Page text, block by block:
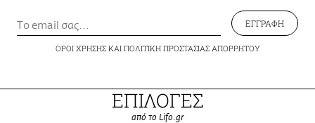
ΕΓΓΡΑΦΗ
ΟΡΟΙ ΧΡΗΣΗΣΚΑΙ ΠΟΛΙΤΙΚΗ ΠΡΟΣΤΑΣΙΑΣ ΑΠΟΡΡΗΤΟΥ
ΕΠΙΛΟΓΕΣ
από το Lifo.gr